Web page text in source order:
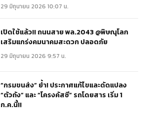
29 มิถุนายน 2026 10:07 น.
เปิดใช้แล้ว!! ถนนสาย พล.2043 @พิษณุโลก
เสริมแกร่งคมนาคมสะดวก ปลอดภัย
29 มิถุนายน 2026 9:57 น.
“กรมขนส่ง” ย้ำ! ประกาศแก้ไขและดัดแปลง
“ตัวถัง” และ “โครงคัสซี” รถโดยสาร เริ่ม 1
ก.ค.นี้!!